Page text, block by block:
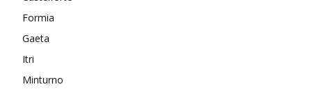
Formia
Gaeta
Itri
Minturno